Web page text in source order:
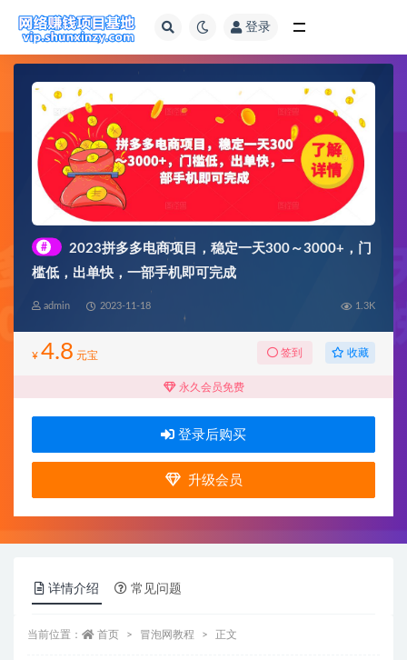
登录
#
2023拼多多电商项目，稳定一天300～3000+，门
槛低，出单快，一部手机即可完成
admin 2023-11-18 1.3K
¥ 4.8 元宝 签到 收藏
永久会员免费
登录后购买
升级会员
详情介绍 常见问题
当前位置： 首页 冒泡网教程 正文